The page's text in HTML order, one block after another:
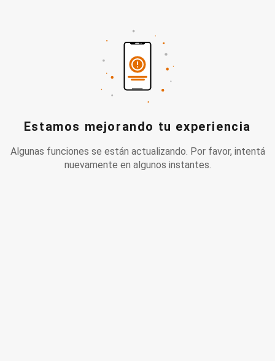
Estamos mejorando tu experiencia
Algunas funciones se están actualizando. Por favor, intentá
nuevamente en algunos instantes.